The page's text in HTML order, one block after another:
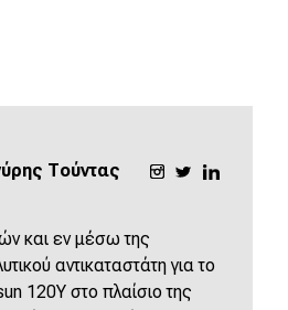
Τούντας
και εν μέσω της
αντικαταστάτη για το
120Y στο πλαίσιο της